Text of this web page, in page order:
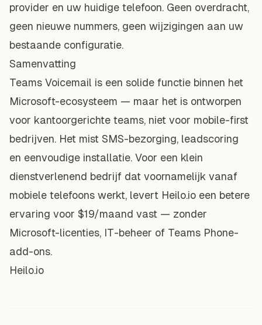
provider en uw huidige telefoon. Geen overdracht,
geen nieuwe nummers, geen wijzigingen aan uw
bestaande configuratie.
Samenvatting
Teams Voicemail is een solide functie binnen het
Microsoft-ecosysteem — maar het is ontworpen
voor kantoorgerichte teams, niet voor mobile-first
bedrijven. Het mist SMS-bezorging, leadscoring
en eenvoudige installatie. Voor een klein
dienstverlenend bedrijf dat voornamelijk vanaf
mobiele telefoons werkt, levert Heilo.io een betere
ervaring voor $19/maand vast — zonder
Microsoft-licenties, IT-beheer of Teams Phone-
add-ons.
Heilo.io